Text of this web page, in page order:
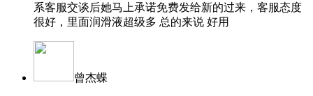
系客服交谈后她马上承诺免费发给新的过来，客服态度
很好，里面润滑液超级多 总的来说 好用
曾杰蝶